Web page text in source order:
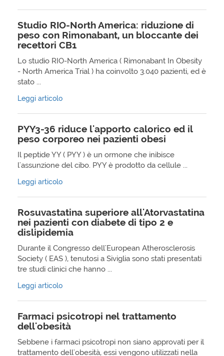
Studio RIO-North America: riduzione di
peso con Rimonabant, un bloccante dei
recettori CB1
Lo studio RIO-North America ( Rimonabant In Obesity
- North America Trial ) ha coinvolto 3.040 pazienti, ed è
stato ...
Leggi articolo
PYY3-36 riduce l'apporto calorico ed il
peso corporeo nei pazienti obesi
Il peptide YY ( PYY ) è un ormone che inibisce
l'assunzione del cibo. PYY è prodotto da cellule ...
Leggi articolo
Rosuvastatina superiore all'Atorvastatina
nei pazienti con diabete di tipo 2 e
dislipidemia
Durante il Congresso dell'European Atherosclerosis
Society ( EAS ), tenutosi a Siviglia sono stati presentati
tre studi clinici che hanno ...
Leggi articolo
Farmaci psicotropi nel trattamento
dell'obesità
Sebbene i farmaci psicotropi non siano approvati per il
trattamento dell'obesità, essi vengono utilizzati nella